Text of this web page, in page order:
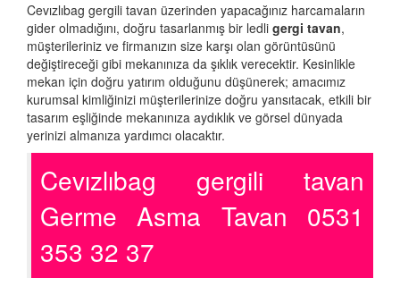
Cevızlıbag gergili tavan üzerinden yapacağınız harcamaların
gider olmadığını, doğru tasarlanmış bir ledli gergi tavan,
müşterileriniz ve firmanızın size karşı olan görüntüsünü
değiştireceği gibi mekanınıza da şıklık verecektir. Kesinlikle
mekan için doğru yatırım olduğunu düşünerek; amacımız
kurumsal kimliğinizi müşterilerinize doğru yansıtacak, etkili bir
tasarım eşliğinde mekanınıza aydıklık ve görsel dünyada
yerinizi almanıza yardımcı olacaktır.
Cevızlıbag gergili tavan
Germe Asma Tavan 0531
353 32 37